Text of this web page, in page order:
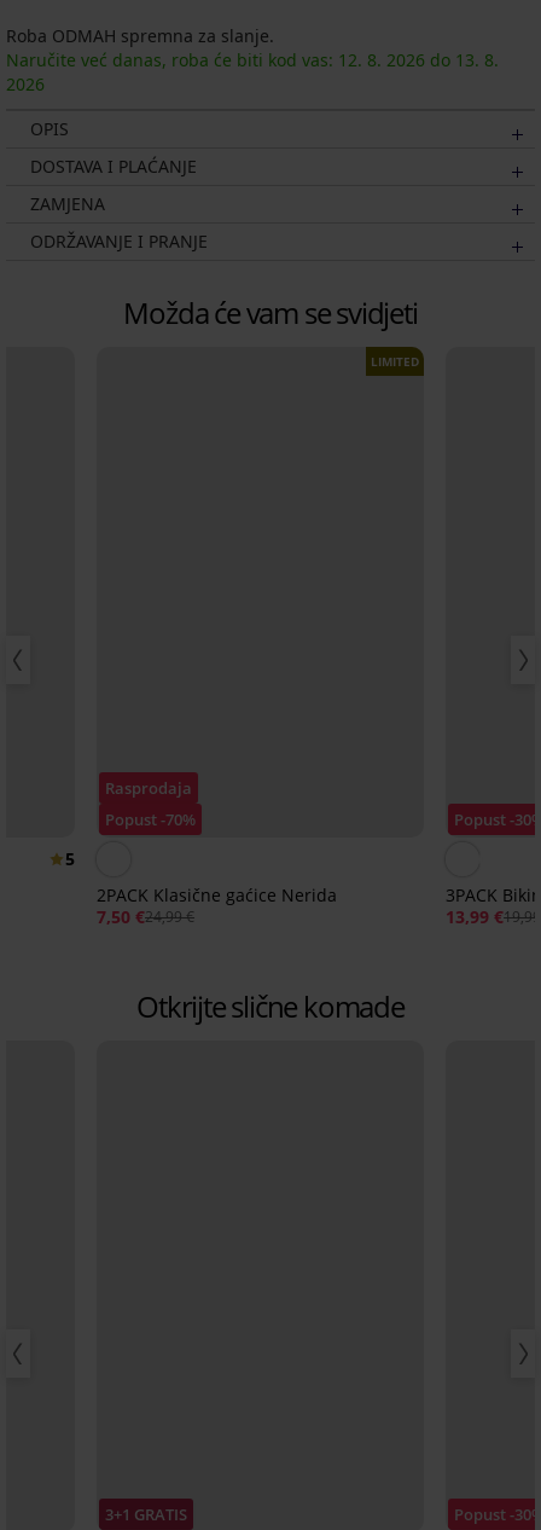
Roba ODMAH spremna za slanje.
Naručite već danas, roba će biti kod vas: 12. 8. 2026 do 13. 8.
2026
OPIS
DOSTAVA I PLAĆANJE
ZAMJENA
ODRŽAVANJE I PRANJE
Možda će vam se svidjeti
5
Rasprodaja
Popust -70%
LIMITED
2PACK Klasične gaćice Nerida
7,50 €24,99 €
Popust -
3PACK
13,99 €
Otkrijte slične komade
3+1 GRATIS Popust -